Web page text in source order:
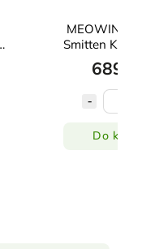
MEOWING
Smitten
689
Do